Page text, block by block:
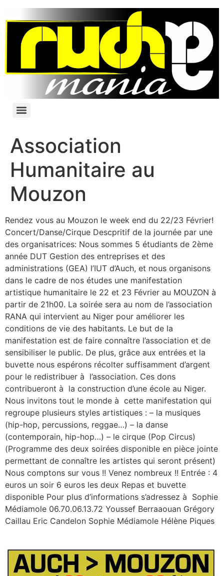
Association
Humanitaire au
Mouzon
Rendez vous au Mouzon le week end du 22/23 Février!
Concert/Danse/Cirque Descpritif de la journée par une
des organisatrices: Nous sommes 5 étudiants de 2ème
année DUT Gestion des entreprises et des
administrations (GEA) l’IUT d’Auch, et nous organisons
dans le cadre de nos études une manifestation
artistique humanitaire le 22 et 23 Février au MOUZON à
partir de 21h00. La soirée sera au nom de l’association
RANA qui intervient au Niger pour améliorer les
conditions de vie des habitants. Le but de la
manifestation est de faire connaître l’association et de
sensibiliser le public. De plus, grâce aux entrées et la
buvette nous espérons récolter suffisamment d’argent
pour le redistribuer à l’association. Ces dons
contribueront à la construction d’une école au Niger.
Nous invitons tout le monde à cette manifestation qui
regroupe plusieurs styles artistiques : – la musiques
(hip-hop, percussions, reggae…) – la danse
(contemporain, hip-hop…) – le cirque (Pop Circus)
(Programme des deux soirées disponible en pièce jointe
permettant de connaître les artistes qui seront présent)
Nous comptons sur vous !! Venez nombreux !! Entrée : 4
euros un soir 6 euros les deux Repas et buvette
disponible Pour plus d’informations s’adressez à Sophie
Médiamole 06.70.06.13.72 Youssef Berraaouan Grégory
Caillau Eric Candelon Sophie Médiamole Hélène Piques